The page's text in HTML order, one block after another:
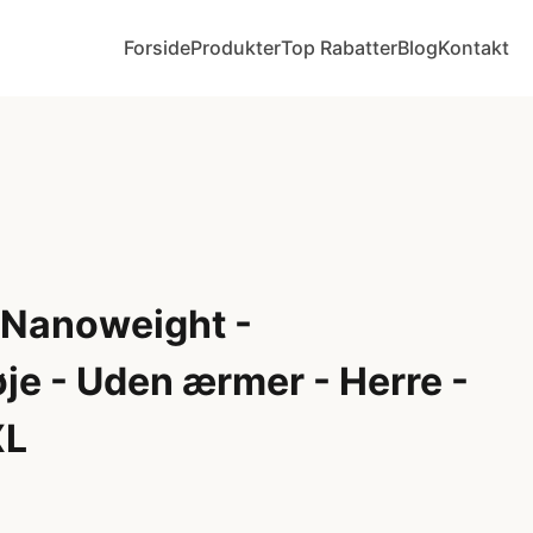
ForsideProdukterTop RabatterBlogKontakt
-
- Uden ærmer - Herre -